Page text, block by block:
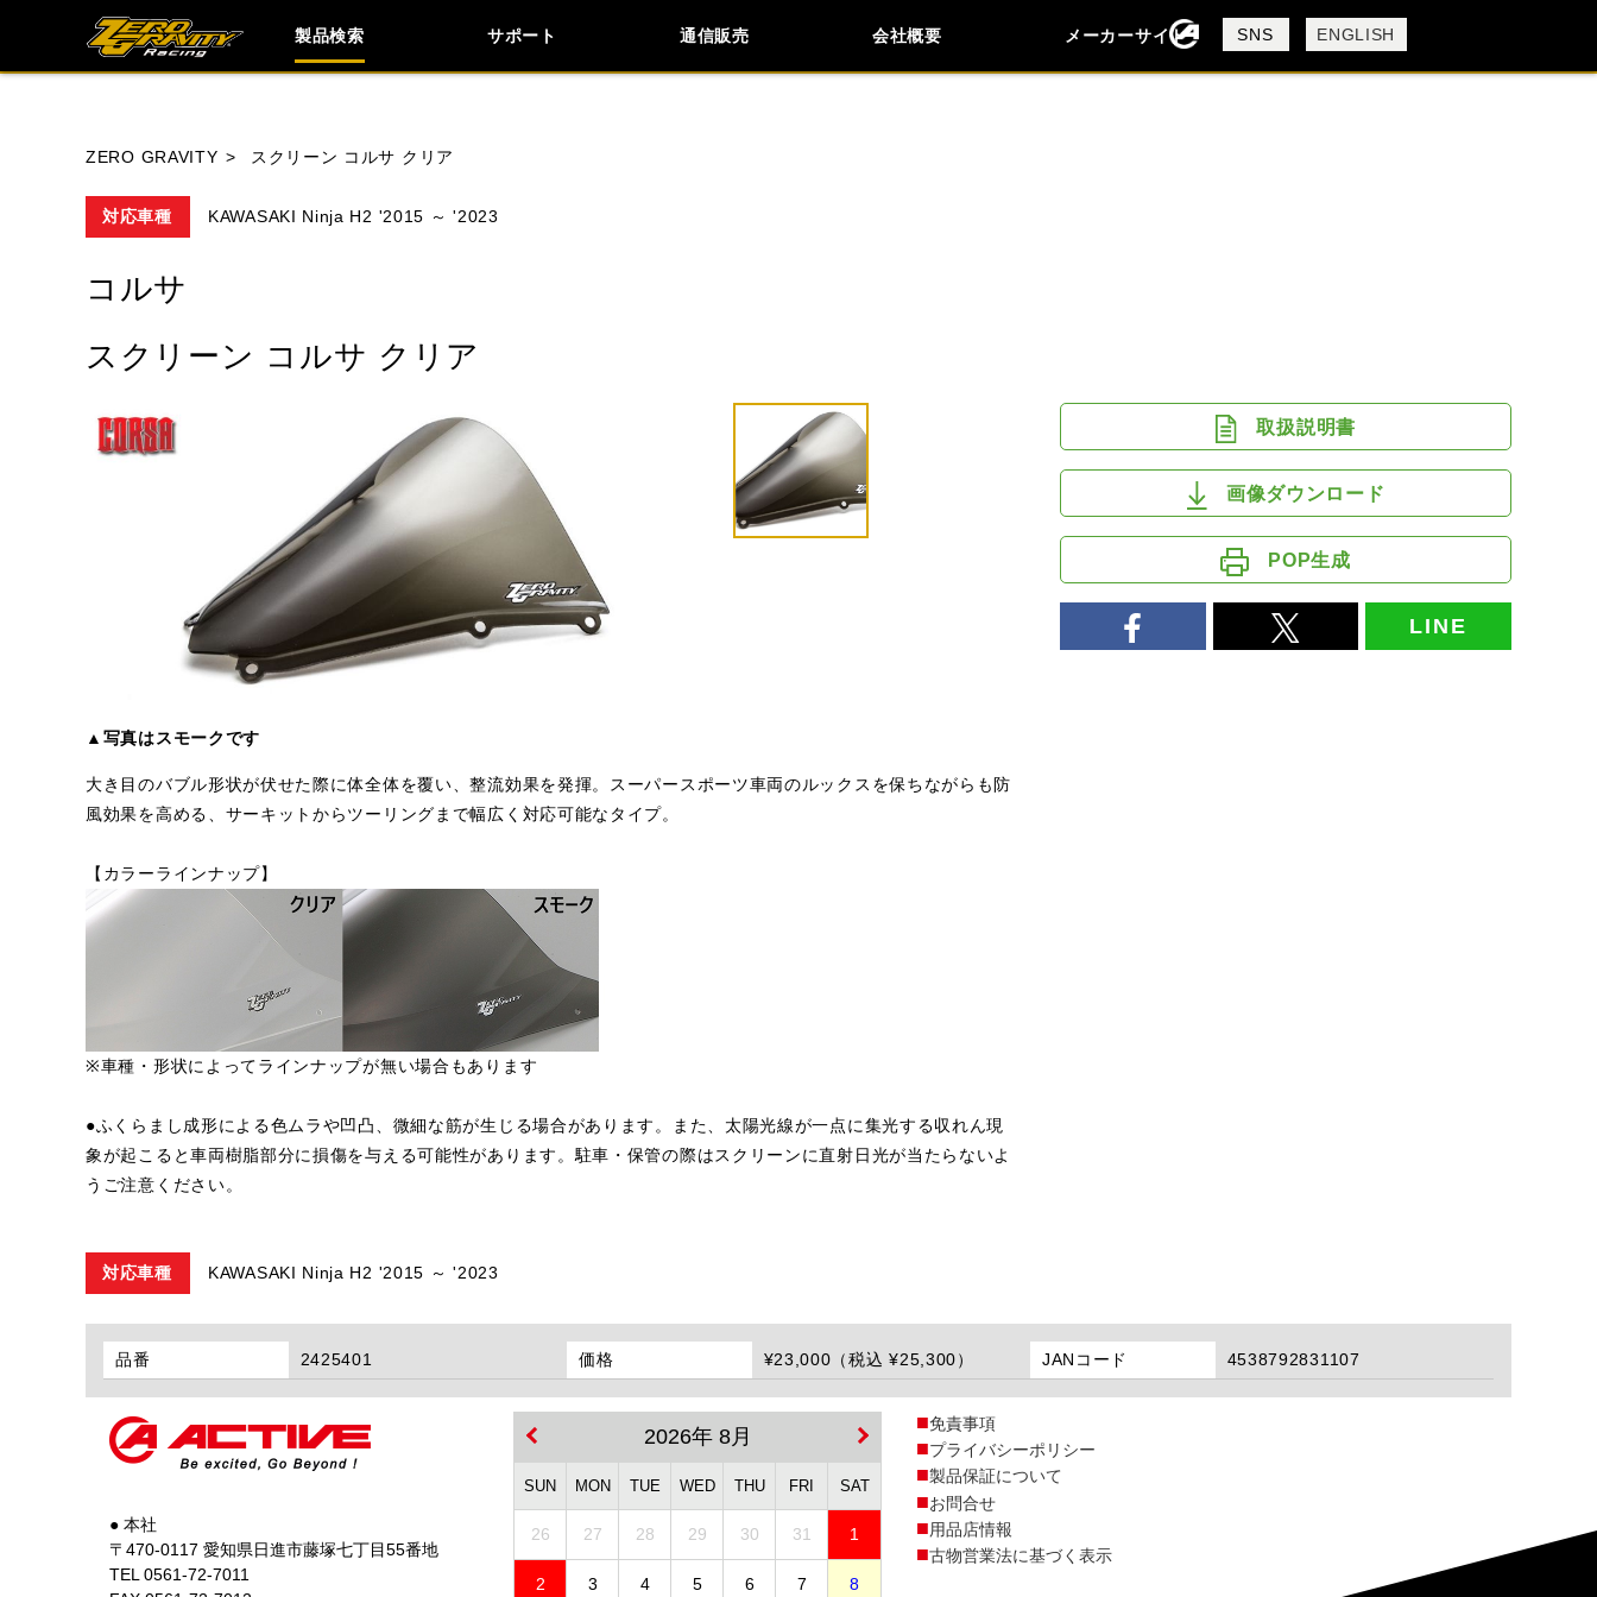
製品検索 サポート 通信販売 会社概要
会社概要
採用情報
メーカーサイト SNS ENGLISH
閉じる
ZERO GRAVITY スクリーン コルサ クリア
対応車種 KAWASAKI Ninja H2 '2015 ～ '2023
コルサ
スクリーン コルサ クリア
▲写真はスモークです
大き目のバブル形状が伏せた際に体全体を覆い、整流効果を発揮。スーパースポーツ車両のルックスを保ちながらも防
風効果を高める、サーキットからツーリングまで幅広く対応可能なタイプ。
【カラーラインナップ】
※車種・形状によってラインナップが無い場合もあります
●ふくらまし成形による色ムラや凹凸、微細な筋が生じる場合があります。また、太陽光線が一点に集光する収れん現
象が起こると車両樹脂部分に損傷を与える可能性があります。駐車・保管の際はスクリーンに直射日光が当たらないよ
うご注意ください。
取扱説明書
画像ダウンロード
POP生成
LINE
対応車種 KAWASAKI Ninja H2 '2015 ～ '2023
品番 2425401 価格 ¥23,000（税込 ¥25,300） JANコード 4538792831107
● 本社
〒470-0117 愛知県日進市藤塚七丁目55番地
TEL 0561-72-7011
2026年 8月
SUN MON TUE WED THU FRI SAT
26 27 28 29 30 31 1
2 3 4 5 6 7 8
免責事項
プライバシーポリシー
製品保証について
お問合せ
用品店情報
古物営業法に基づく表示